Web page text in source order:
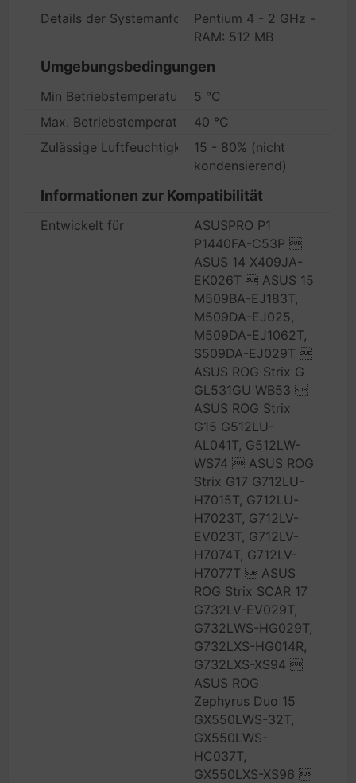
Details der SystemanforderungenPentium 4 - 2 GHz -
RAM: 512 MB
Umgebungsbedingungen
Min Betriebstemperatur
5 °C
Max. Betriebstemperatur
40 °C
Zulässige Luftfeuchtigkeit im Betrieb
15 - 80% (nicht
kondensierend)
Informationen zur Kompatibilität
Entwickelt für
ASUSPRO P1
P1440FA-C53P 
ASUS 14 X409JA-
EK026T  ASUS 15
M509BA-EJ183T,
M509DA-EJ025,
M509DA-EJ1062T,
S509DA-EJ029T 
ASUS ROG Strix G
GL531GU WB53 
ASUS ROG Strix
G15 G512LU-
AL041T, G512LW-
WS74  ASUS ROG
Strix G17 G712LU-
H7015T, G712LU-
H7023T, G712LV-
EV023T, G712LV-
H7074T, G712LV-
H7077T  ASUS
ROG Strix SCAR 17
G732LV-EV029T,
G732LWS-HG029T,
G732LXS-HG014R,
G732LXS-XS94 
ASUS ROG
Zephyrus Duo 15
GX550LWS-32T,
GX550LWS-
HC037T,
GX550LXS-XS96 